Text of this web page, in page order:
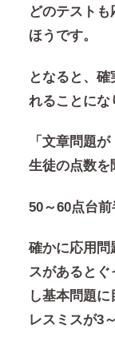
どのテスト
ほうです。
となると、
れることにな
「文章問題
生徒の点数を
50～60点台前
確かに応用問
スがあると
し基本問題
レスミスが3